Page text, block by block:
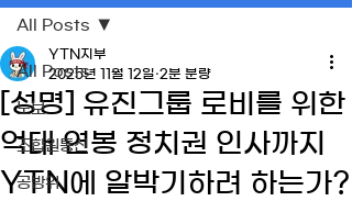
All Posts
노보
조합원통신
공방위
All Posts
[성명] 유진그룹 로비를 위한
억대 연봉 정치권 인사까지
YTN에 알박기하려 하는가?
YTN지부
2025년 11월 12일 2분 분량